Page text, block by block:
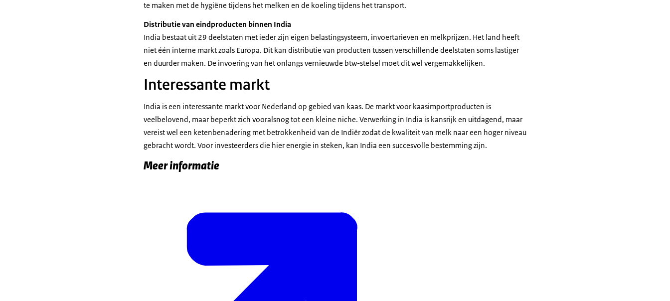
te maken met de hygiëne tijdens het melken en de koeling tijdens het transport.
Distributie van eindproducten binnen India
India bestaat uit 29 deelstaten met ieder zijn eigen belastingsysteem, invoertarieven en melkprijzen. Het land heeft
niet één interne markt zoals Europa. Dit kan distributie van producten tussen verschillende deelstaten soms lastiger
en duurder maken. De invoering van het onlangs vernieuwde btw-stelsel moet dit wel vergemakkelijken.
Interessante markt
India is een interessante markt voor Nederland op gebied van kaas. De markt voor kaasimportproducten is
veelbelovend, maar beperkt zich vooralsnog tot een kleine niche. Verwerking in India is kansrijk en uitdagend, maar
vereist wel een ketenbenadering met betrokkenheid van de Indiër zodat de kwaliteit van melk naar een hoger niveau
gebracht wordt. Voor investeerders die hier energie in steken, kan India een succesvolle bestemming zijn.
Meer informatie